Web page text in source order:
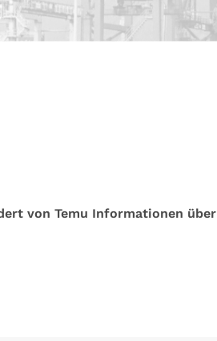
von Temu Informationen über